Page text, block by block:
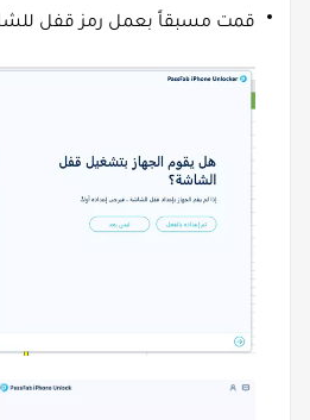
قمت مسبقاً بعمل رمز قفل